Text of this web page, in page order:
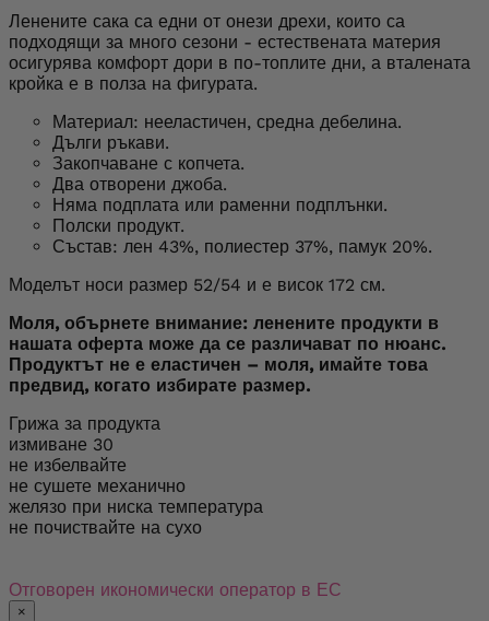
Ленените сака са едни от онези дрехи, които са
подходящи за много сезони - естествената материя
осигурява комфорт дори в по-топлите дни, а вталената
кройка е в полза на фигурата.
Материал: нееластичен, средна дебелина.
Дълги ръкави.
Закопчаване с копчета.
Два отворени джоба.
Няма подплата или раменни подплънки.
Полски продукт.
Състав: лен 43%, полиестер 37%, памук 20%.
Моделът носи размер 52/54 и е висок 172 см.
Моля, обърнете внимание: ленените продукти в
нашата оферта може да се различават по нюанс.
Продуктът не е еластичен – моля, имайте това
предвид, когато избирате размер.
Грижа за продукта
измиване 30
не избелвайте
не сушете механично
желязо при ниска температура
не почиствайте на сухо
Отговорен икономически оператор в ЕС
×